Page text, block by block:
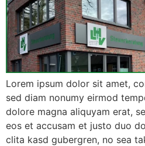
Lorem ipsum dolor sit amet,
sed diam nonumy eirmod
dolore magna aliquyam erat,
eos et accusam et justo duo
clita kasd gubergren, no sea